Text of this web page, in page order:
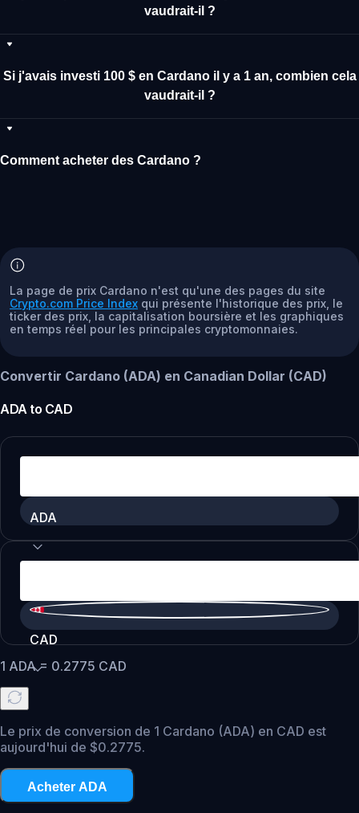
vaudrait-il ?
Si j'avais investi 100 $ en Cardano il y a 1 an, combien cela
vaudrait-il ?
Comment acheter des Cardano ?
La page de prix Cardano n'est qu'une des pages du site
Crypto.com Price Index qui présente l'historique des prix, le
ticker des prix, la capitalisation boursière et les graphiques
en temps réel pour les principales cryptomonnaies.
Convertir Cardano (ADA) en Canadian Dollar (CAD)
ADAto CAD
ADA
CAD
1 ADA= 0.2775 CAD
Le prix de conversion de 1 Cardano (ADA) en CAD est
aujourd'hui de $0.2775.
Acheter ADA